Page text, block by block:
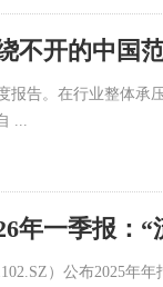
不开的中国
报告。在行业整体
...
）公布2025年